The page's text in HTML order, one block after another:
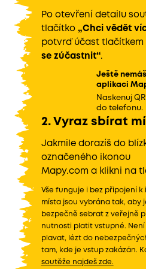
Po otevření detailu
tlačítko „Chci vědět
potvrď účast tlačítkem
se zúčastnit“.
Ještě nemáš
aplikaci
Naskenuj
do telefonu.
2. Vyraz sbírat
Jakmile dorazíš do
označeného
ikonou
Mapy.com a klikni na
Vše funguje i bez připojení
místa jsou vybrána tak, aby
bezpečně sebrat z veřejně
nutnosti platit vstupné.
plavat, lézt do
tam, kde je vstup zakázán.
soutěže najdeš zde.